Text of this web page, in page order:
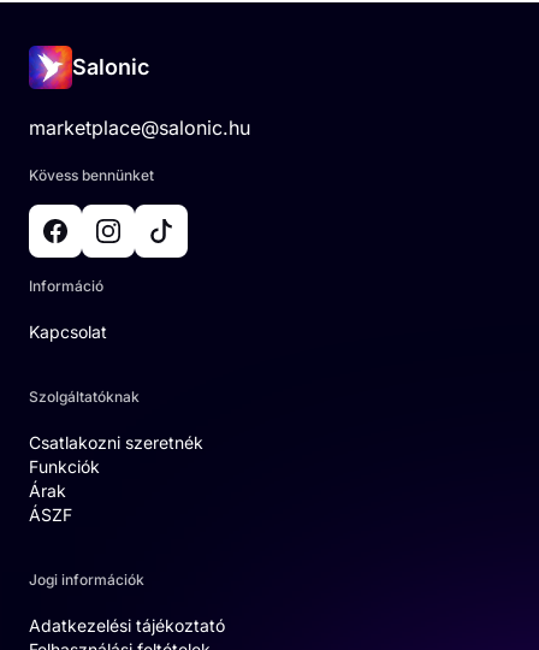
Salonic
marketplace@salonic.hu
Kövess bennünket
Információ
Kapcsolat
Szolgáltatóknak
Csatlakozni szeretnék
Funkciók
Árak
ÁSZF
Jogi információk
Adatkezelési tájékoztató